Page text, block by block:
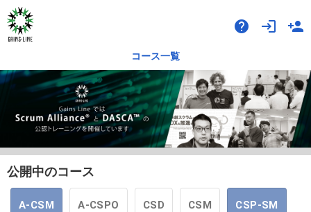
help login person_add
コース一覧
公開中のコース
A-CSM A-CSPO CSD CSM CSP-SM